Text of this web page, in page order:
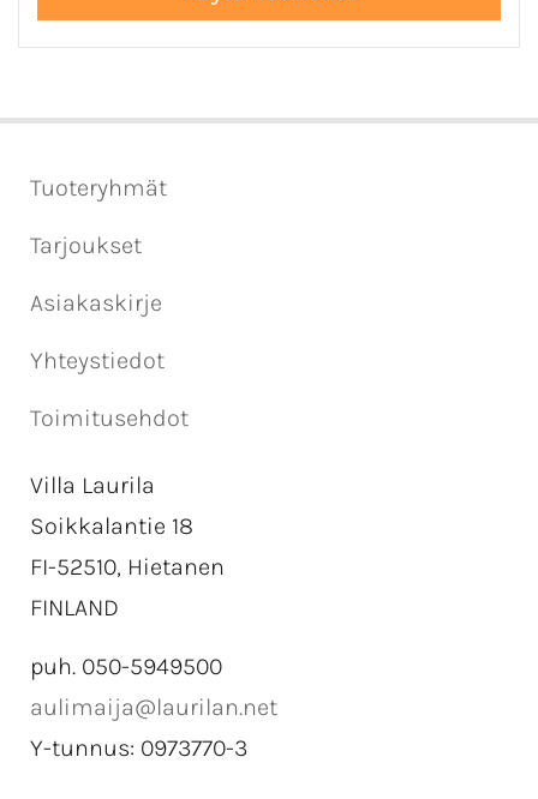
Tuoteryhmät
Tarjoukset
Asiakaskirje
Yhteystiedot
Toimitusehdot
Villa Laurila
Soikkalantie 18
FI-52510, Hietanen
FINLAND
puh. 050-5949500
aulimaija@laurilan.net
Y-tunnus: 0973770-3